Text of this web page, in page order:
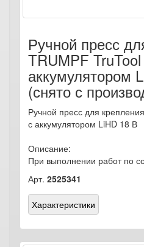
Ручной пресс
TRUMPF
аккумулятором
(снято с
Ручной пресс для
с аккумулятором LiHD 18 В
Описание:
При выполнении работ по
Арт. 2525341
Характеристики